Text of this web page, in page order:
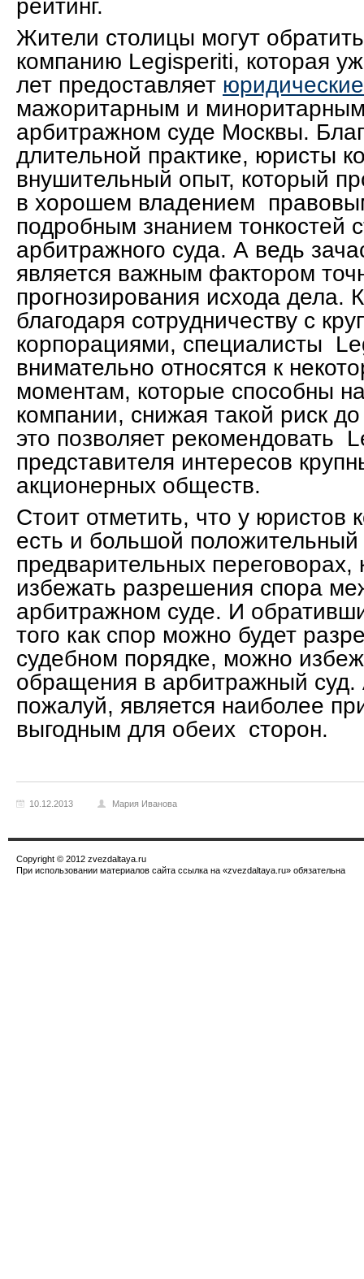
рейтинг.
Жители столицы могут
компанию Legisperiti, которая
лет предоставляет
мажоритарным и
арбитражном суде Москвы.
длительной практике, юристы
внушительный опыт, который
в хорошем владением
подробным знанием тонкостей
арбитражного суда. А ведь
является важным фактором
прогнозирования исхода дела.
благодаря сотрудничеству с
корпорациями, специалисты
внимательно относятся к
моментам, которые способны
компании, снижая такой риск
это позволяет рекомендовать
представителя интересов
акционерных обществ.
Стоит отметить, что у юристов
есть и большой
предварительных переговорах,
избежать разрешения спора
арбитражном суде. И
того как спор можно будет
судебном порядке, можно
обращения в арбитражный суд.
пожалуй, является наиболее
выгодным для обеих сторон.
10.12.2013 Мария Иванова
Copyright © 2012 zvezdaltaya.ru
При использовании материалов сайта ссылка на «zvezdaltaya.ru» обязательна